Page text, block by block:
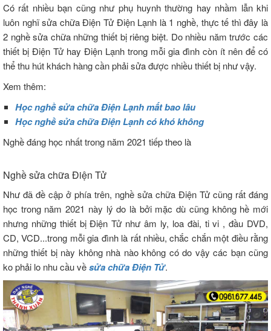
Có rất nhiều bạn cũng như phụ huynh thường hay nhầm lẫn khi
luôn nghĩ sửa chữa Điện Tử Điện Lạnh là 1 nghề, thực tế thì đây là
2 nghề sửa chữa những thiết bị riêng biệt. Do nhiều năm trước các
thiết bị Điện Tử hay Điện Lạnh trong mỗi gia đình còn ít nên để có
thể thu hút khách hàng cần phải sửa được nhiều thiết bị như vậy.
Xem thêm:
Học nghề sửa chữa Điện Lạnh mất bao lâu
Học nghề sửa chữa Điện Lạnh có khó không
Nghề đáng học nhất trong năm 2021 tiếp theo là
Nghề sửa chữa Điện Tử
Như đã đề cập ở phía trên, nghề sửa chữa Điện Tử cũng rất đáng
học trong năm 2021 này lý do là bởi mặc dù cũng không hề mới
nhưng những thiết bị Điện Tử như âm ly, loa đài, ti vi , đầu DVD,
CD, VCD...trong mỗi gia đình là rất nhiều, chắc chắn một điều rằng
những thiết bị này không nhà nào không có do vậy các bạn cũng
ko phải lo nhu cầu vềsửa chữa Điện Tử.